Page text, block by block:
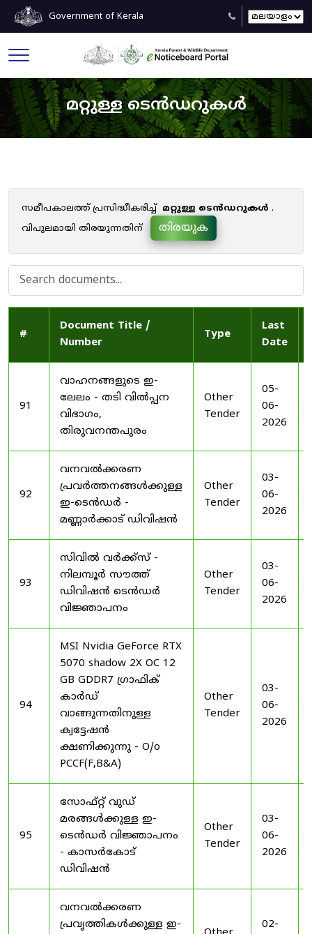
Government of Kerala
മറ്റുള്ള ടെൻഡറുകൾ
സമീപകാലത്ത് പ്രസിദ്ധീകരിച്ച് മറ്റുള്ള ടെൻഡറുകൾ .
വിപുലമായി തിരയുന്നതിന്
തിരയുക
#
Document Title /
Number
Type
Last
Date
91
വാഹനങ്ങളുടെ ഇ-
ലേലം - തടി വിൽപ്പന
വിഭാഗം,
തിരുവനന്തപുരം
Other
Tender
05-
06-
2026
92
വനവൽക്കരണ
പ്രവർത്തനങ്ങൾക്കുള്ള
ഇ-ടെൻഡർ -
മണ്ണാർക്കാട് ഡിവിഷൻ
Other
Tender
03-
06-
2026
93
സിവിൽ വർക്ക്സ് -
നിലമ്പൂർ സൗത്ത്
ഡിവിഷൻ ടെൻഡർ
വിജ്ഞാപനം
Other
Tender
03-
06-
2026
94
MSI Nvidia GeForce RTX
5070 shadow 2X OC 12
GB GDDR7 ഗ്രാഫിക്
കാർഡ്
വാങ്ങുന്നതിനുള്ള
ക്വട്ടേഷൻ
ക്ഷണിക്കുന്നു - O/o
PCCF(F,B&A)
Other
Tender
03-
06-
2026
95
സോഫ്റ്റ് വുഡ്
മരങ്ങൾക്കുള്ള ഇ-
ടെൻഡർ വിജ്ഞാപനം
- കാസർകോട്
ഡിവിഷൻ
Other
Tender
03-
06-
2026
വനവൽക്കരണ
പ്രവൃത്തികൾക്കുള്ള ഇ-
02-